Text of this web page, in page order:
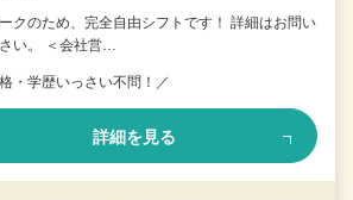
クのため、完全自由シフトです！ 詳細はお問い
い。 ＜会社営…
・学歴いっさい不問！／
詳細を見る